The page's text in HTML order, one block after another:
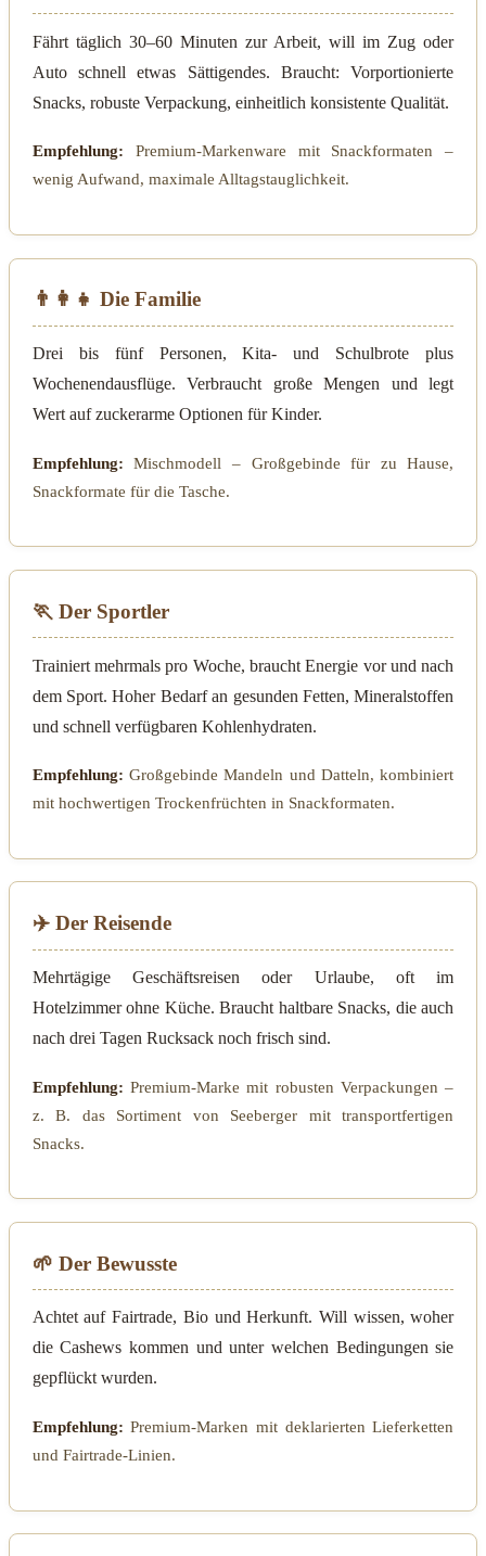
Fährt täglich 30–60 Minuten zur Arbeit, will im Zug oder
Auto schnell etwas Sättigendes. Braucht: Vorportionierte
Snacks, robuste Verpackung, einheitlich konsistente Qualität.
Empfehlung: Premium-Markenware mit Snackformaten –
wenig Aufwand, maximale Alltagstauglichkeit.
👨‍👩‍👧 Die Familie
Drei bis fünf Personen, Kita- und Schulbrote plus
Wochenendausflüge. Verbraucht große Mengen und legt
Wert auf zuckerarme Optionen für Kinder.
Empfehlung: Mischmodell – Großgebinde für zu Hause,
Snackformate für die Tasche.
🏃 Der Sportler
Trainiert mehrmals pro Woche, braucht Energie vor und nach
dem Sport. Hoher Bedarf an gesunden Fetten, Mineralstoffen
und schnell verfügbaren Kohlenhydraten.
Empfehlung: Großgebinde Mandeln und Datteln, kombiniert
mit hochwertigen Trockenfrüchten in Snackformaten.
✈️ Der Reisende
Mehrtägige Geschäftsreisen oder Urlaube, oft im
Hotelzimmer ohne Küche. Braucht haltbare Snacks, die auch
nach drei Tagen Rucksack noch frisch sind.
Empfehlung: Premium-Marke mit robusten Verpackungen –
z. B. das Sortiment von Seeberger mit transportfertigen
Snacks.
🌱 Der Bewusste
Achtet auf Fairtrade, Bio und Herkunft. Will wissen, woher
die Cashews kommen und unter welchen Bedingungen sie
gepflückt wurden.
Empfehlung: Premium-Marken mit deklarierten Lieferketten
und Fairtrade-Linien.